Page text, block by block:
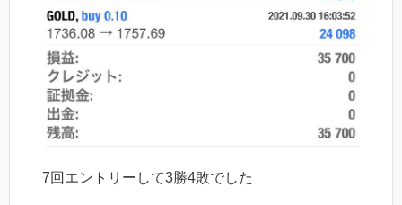
7回エントリーして3勝4敗でした